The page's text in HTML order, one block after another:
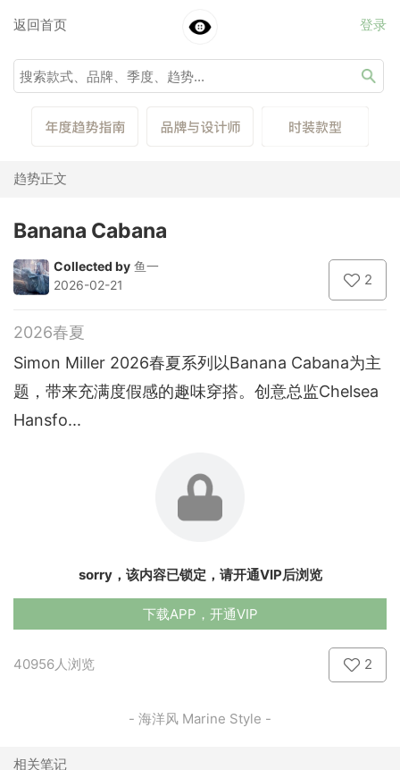
返回首页 登录
趋势正文
Banana Cabana
Collected by 鱼一
2026-02-21
2
2026春夏
Simon Miller 2026春夏系列以Banana Cabana为主
题，带来充满度假感的趣味穿搭。创意总监Chelsea
Hansfo...
sorry，该内容已锁定，请开通VIP后浏览
下载APP，开通VIP
40956人浏览 2
- 海洋风 Marine Style -
相关笔记